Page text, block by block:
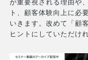
が重要視される理由や
ト、顧客体験向上に必
いきます。改めて「顧
ヒントにしていただけ